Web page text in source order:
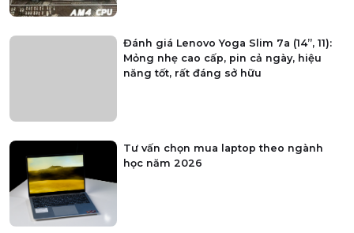
Đánh giá Lenovo Yoga Slim 7a (14”, 11):
Mỏng nhẹ cao cấp, pin cả ngày, hiệu
năng tốt, rất đáng sở hữu
Tư vấn chọn mua laptop theo ngành
học năm 2026